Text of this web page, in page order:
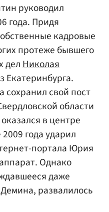
руководил
года. Придя
кадровые
протеже бывшего
делНиколая
Екатеринбурга.
свой пост
области
в центре
года ударил
портала Юрия
Однако
даже
развалилось